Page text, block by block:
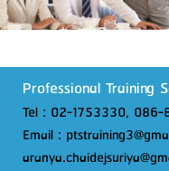
Professional Training
Tel : 02-1753330,
Email :